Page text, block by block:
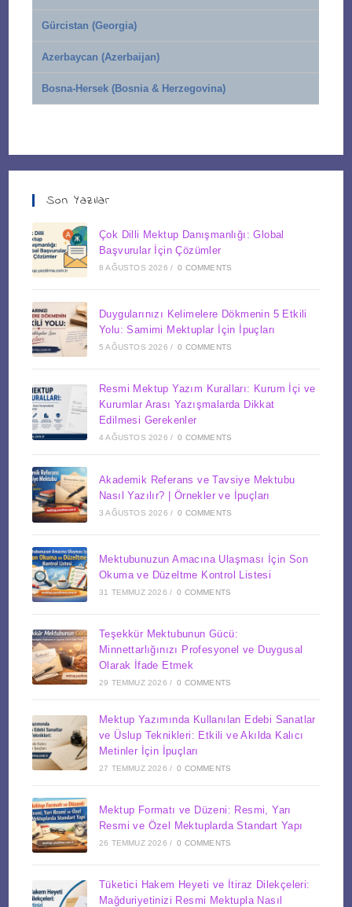
Gürcistan (Georgia)
Azerbaycan (Azerbaijan)
Bosna-Hersek (Bosnia & Herzegovina)
Son Yazılar
Çok Dilli Mektup Danışmanlığı: Global
Başvurular İçin Çözümler
8 AĞUSTOS 2026 / 0 COMMENTS
Duygularınızı Kelimelere Dökmenin 5 Etkili
Yolu: Samimi Mektuplar İçin İpuçları
5 AĞUSTOS 2026 / 0 COMMENTS
Resmi Mektup Yazım Kuralları: Kurum İçi ve
Kurumlar Arası Yazışmalarda Dikkat
Edilmesi Gerekenler
4 AĞUSTOS 2026 / 0 COMMENTS
Akademik Referans ve Tavsiye Mektubu
Nasıl Yazılır? | Örnekler ve İpuçları
3 AĞUSTOS 2026 / 0 COMMENTS
Mektubunuzun Amacına Ulaşması İçin Son
Okuma ve Düzeltme Kontrol Listesi
31 TEMMUZ 2026 / 0 COMMENTS
Teşekkür Mektubunun Gücü:
Minnettarlığınızı Profesyonel ve Duygusal
Olarak İfade Etmek
29 TEMMUZ 2026 / 0 COMMENTS
Mektup Yazımında Kullanılan Edebi Sanatlar
ve Üslup Teknikleri: Etkili ve Akılda Kalıcı
Metinler İçin İpuçları
27 TEMMUZ 2026 / 0 COMMENTS
Mektup Formatı ve Düzeni: Resmi, Yarı
Resmi ve Özel Mektuplarda Standart Yapı
26 TEMMUZ 2026 / 0 COMMENTS
Tüketici Hakem Heyeti ve İtiraz Dilekçeleri:
Mağduriyetinizi Resmi Mektupla Nasıl